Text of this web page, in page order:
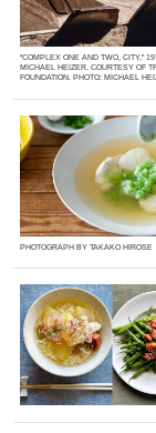
“COMPLEX ONE AND TWO, CITY,”
MICHAEL HEIZER. COURTESY OF
FOUNDATION. PHOTO: MICHAEL
PHOTOGRAPH BY TAKAKO HIROSE